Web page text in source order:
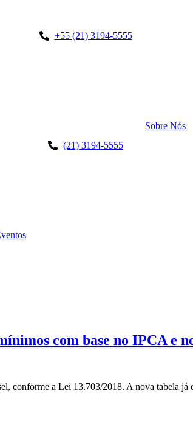
+55 (21) 3194-5555
Sobre Nós
(21) 3194-5555
com base no IPCA e
conforme a Lei 13.703/2018. A nova tabela já